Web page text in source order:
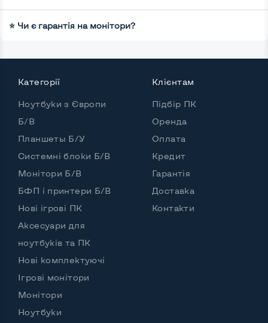
⭐ Чи є гарантія на монітори?
Категорії
Ноутбуки з Європи
Б/В
Планшеты Б/У
Системні блоки Б/В
Монітори Б/В
БФП і принтери Б/В
Нові ігрові ПК
Аксесуари для
ноутбуків та ПК
Нові комплектуючі
Ігрові монітори
Монітори
Ноутбуки
Клієнтам
Підбір ПК
Оренда
Оплата
Кредит
Гарантія
Доставка
Контакти